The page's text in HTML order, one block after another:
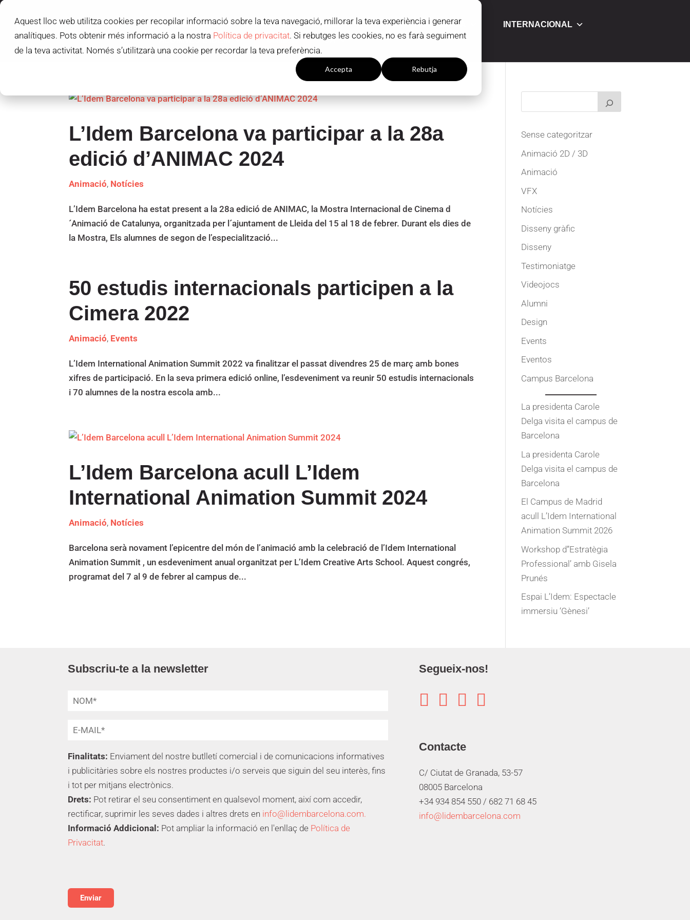
Aquest lloc web utilitza cookies per recopilar informació sobre la teva navegació, millorar la teva experiència i generar
analítiques. Pots obtenir més informació a la nostra Política de privacitat. Si rebutges les cookies, no es farà seguiment
de la teva activitat. Només s’utilitzarà una cookie per recordar la teva preferència.
Accepta Rebutja
L'IDEM SCHOOL ADMISSIÓ I BEQUES OFERTA ACADÈMICA
INTERNACIONAL
ALUMNES L'IDEM
Contacte CA
L’Idem Barcelona va participar a la 28a
edició d’ANIMAC 2024
Animació, Notícies
L’Idem Barcelona ha estat present a la 28a edició de ANIMAC, la Mostra Internacional de Cinema d
´Animació de Catalunya, organitzada per l´ajuntament de Lleida del 15 al 18 de febrer. Durant els dies de
la Mostra, Els alumnes de segon de l’especialització...
50 estudis internacionals participen a la
Cimera 2022
Animació, Events
L’Idem International Animation Summit 2022 va finalitzar el passat divendres 25 de març amb bones
xifres de participació. En la seva primera edició online, l’esdeveniment va reunir 50 estudis internacionals
i 70 alumnes de la nostra escola amb...
L’Idem Barcelona acull L’Idem
International Animation Summit 2024
Animació, Notícies
Barcelona serà novament l’epicentre del món de l’animació amb la celebració de l’Idem International
Animation Summit , un esdeveniment anual organitzat per L’Idem Creative Arts School. Aquest congrés,
programat del 7 al 9 de febrer al campus de...
Sense categoritzar
Animació 2D / 3D
Animació
VFX
Notícies
Disseny gràfic
Disseny
Testimoniatge
Videojocs
Alumni
Design
Events
Eventos
Campus Barcelona
La presidenta Carole
Delga visita el campus de
Barcelona
La presidenta Carole
Delga visita el campus de
Barcelona
El Campus de Madrid
acull L’Idem International
Animation Summit 2026
Workshop d”Estratègia
Professional’ amb Gisela
Prunés
Espai L’Idem: Espectacle
immersiu ‘Gènesi’
Subscriu-te a la newsletter
Finalitats: Enviament del nostre butlletí comercial i de comunicacions informatives
i publicitàries sobre els nostres productes i/o serveis que siguin del seu interès, fins
i tot per mitjans electrònics.
Drets: Pot retirar el seu consentiment en qualsevol moment, així com accedir,
rectificar, suprimir les seves dades i altres drets en info@lidembarcelona.com.
Informació Addicional: Pot ampliar la informació en l'enllaç de Política de
Privacitat.
Segueix-nos!
   
Contacte
C/ Ciutat de Granada, 53-57
08005 Barcelona
+34 934 854 550 / 682 71 68 45
info@lidembarcelona.com